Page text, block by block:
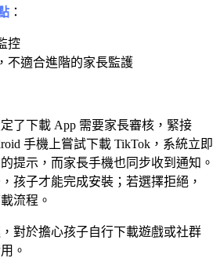
：
控
不適合進階的家長監護
了下載 App 需要家長審核，緊接
手機上嘗試下載 TikTok，系統立即
提示，而家長手機也同步收到通知。
孩子才能完成安裝；若選擇拒絕，
流程。
對於擔心孩子自行下載遊戲或社群
。